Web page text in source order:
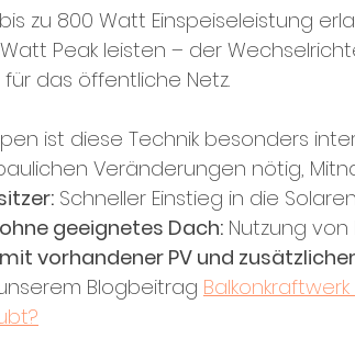
zu 800 Watt Einspeiseleistung
Watt Peak leisten – der
das öffentliche Netz.
ist diese Technik besonders
Veränderungen nötig,
Schneller Einstieg in die
geeignetes Dach: Nutzung von
vorhandener PV und
Blogbeitrag